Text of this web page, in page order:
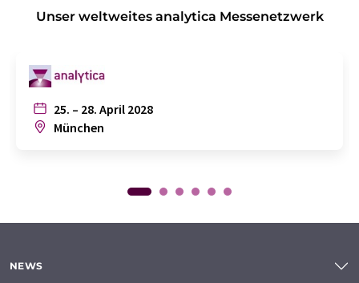
Unser weltweites analytica Messenetzwerk
25. – 28. April 2028
München
NEWS